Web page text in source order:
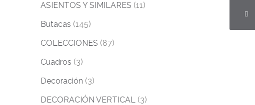
ASIENTOS Y SIMILARES (11)
Butacas (145)
COLECCIONES (87)
Cuadros (3)
Decoración (3)
DECORACIÓN VERTICAL (3)